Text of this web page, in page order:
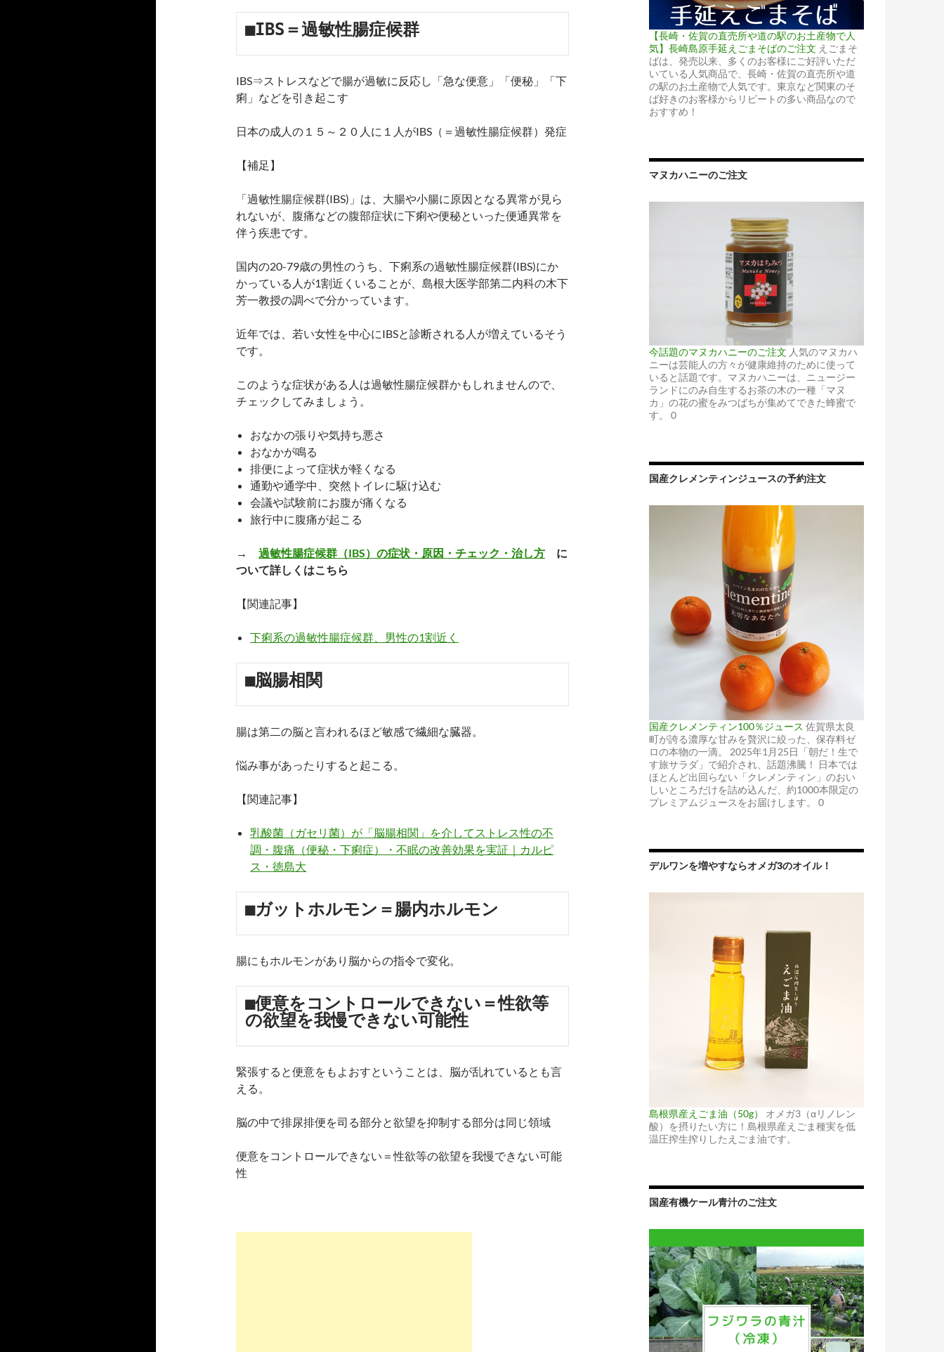
■IBS＝過敏性腸症候群
IBS⇒ストレスなどで腸が過敏に反応し「急な便意」「便秘」「下
痢」などを引き起こす
日本の成人の１５～２０人に１人がIBS（＝過敏性腸症候群）発症
【補足】
「過敏性腸症候群(IBS)」は、大腸や小腸に原因となる異常が見ら
れないが、腹痛などの腹部症状に下痢や便秘といった便通異常を
伴う疾患です。
国内の20-79歳の男性のうち、下痢系の過敏性腸症候群(IBS)にか
かっている人が1割近くいることが、島根大医学部第二内科の木下
芳一教授の調べで分かっています。
近年では、若い女性を中心にIBSと診断される人が増えているそう
です。
このような症状がある人は過敏性腸症候群かもしれませんので、
チェックしてみましょう。
おなかの張りや気持ち悪さ
おなかが鳴る
排便によって症状が軽くなる
通勤や通学中、突然トイレに駆け込む
会議や試験前にお腹が痛くなる
旅行中に腹痛が起こる
→ 過敏性腸症候群（IBS）の症状・原因・チェック・治し方 に
ついて詳しくはこちら
【関連記事】
下痢系の過敏性腸症候群、男性の1割近く
■脳腸相関
腸は第二の脳と言われるほど敏感で繊細な臓器。
悩み事があったりすると起こる。
【関連記事】
乳酸菌（ガセリ菌）が「脳腸相関」を介してストレス性の不
調・腹痛（便秘・下痢症）・不眠の改善効果を実証｜カルピ
ス・徳島大
■ガットホルモン＝腸内ホルモン
腸にもホルモンがあり脳からの指令で変化。
■便意をコントロールできない＝性欲等
の欲望を我慢できない可能性
緊張すると便意をもよおすということは、脳が乱れているとも言
える。
脳の中で排尿排便を司る部分と欲望を抑制する部分は同じ領域
便意をコントロールできない＝性欲等の欲望を我慢できない可能
性
【長崎・佐賀の直売所や道の駅のお土産物で人
気】長崎島原手延えごまそばのご注文 えごまそ
ばは、発売以来、多くのお客様にご好評いただ
いている人気商品で、長崎・佐賀の直売所や道
の駅のお土産物で人気です。東京など関東のそ
ば好きのお客様からリピートの多い商品なので
おすすめ！
マヌカハニーのご注文
今話題のマヌカハニーのご注文 人気のマヌカハ
ニーは芸能人の方々が健康維持のために使って
いると話題です。マヌカハニーは、ニュージー
ランドにのみ自生するお茶の木の一種「マヌ
カ」の花の蜜をみつばちが集めてできた蜂蜜で
す。 0
国産クレメンティンジュースの予約注文
国産クレメンティン100％ジュース 佐賀県太良
町が誇る濃厚な甘みを贅沢に絞った、保存料ゼ
ロの本物の一滴。 2025年1月25日「朝だ！生で
す旅サラダ」で紹介され、話題沸騰！ 日本では
ほとんど出回らない「クレメンティン」のおい
しいところだけを詰め込んだ、約1000本限定の
プレミアムジュースをお届けします。 0
デルワンを増やすならオメガ3のオイル！
島根県産えごま油（50g）
オメガ3（αリノレン
酸）を摂りたい方に！島根県産えごま種実を低
温圧搾生搾りしたえごま油です。
国産有機ケール青汁のご注文